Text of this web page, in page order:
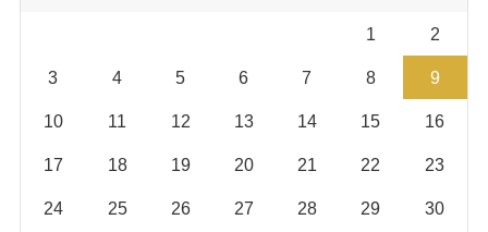
1 2
3 4 5 6 7 8 9
10 11 12 13 14 15 16
17 18 19 20 21 22 23
24 25 26 27 28 29 30